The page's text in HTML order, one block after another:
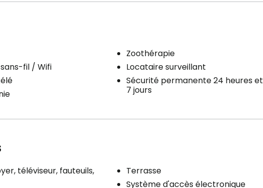
fil / Wifi
Zoothérapie
Locataire surveillant
Sécurité permanente 24 heures et
7 jours
téléviseur, fauteuils,
Terrasse
Système d'accès électronique